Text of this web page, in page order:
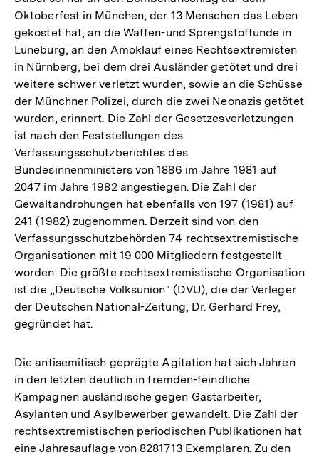
Oktoberfest in München, der 13 Menschen das Leben
gekostet hat, an die Waffen-und Sprengstoffunde in
Lüneburg, an den Amoklauf eines Rechtsextremisten
in Nürnberg, bei dem drei Ausländer getötet und drei
weitere schwer verletzt wurden, sowie an die Schüsse
der Münchner Polizei, durch die zwei Neonazis getötet
wurden, erinnert. Die Zahl der Gesetzesverletzungen
ist nach den Feststellungen des
Verfassungsschutzberichtes des
Bundesinnenministers von 1886 im Jahre 1981 auf
2047 im Jahre 1982 angestiegen. Die Zahl der
Gewaltandrohungen hat ebenfalls von 197 (1981) auf
241 (1982) zugenommen. Derzeit sind von den
Verfassungsschutzbehörden 74 rechtsextremistische
Organisationen mit 19 000 Mitgliedern festgestellt
worden. Die größte rechtsextremistische Organisation
ist die „Deutsche Volksunion" (DVU), die der Verleger
der Deutschen National-Zeitung, Dr. Gerhard Frey,
gegründet hat.
Die antisemitisch geprägte Agitation hat sich Jahren
in den letzten deutlich in fremden-feindliche
Kampagnen ausländische gegen Gastarbeiter,
Asylanten und Asylbewerber gewandelt. Die Zahl der
rechtsextremistischen periodischen Publikationen hat
eine Jahresauflage von 8281713 Exemplaren. Zu den